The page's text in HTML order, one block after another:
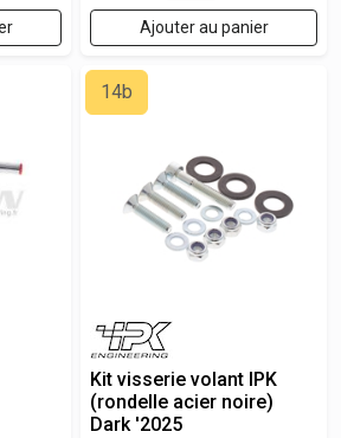
Ajouter au panier
14b
Kit visserie volant IPK
(rondelle acier noire)
Dark '2025